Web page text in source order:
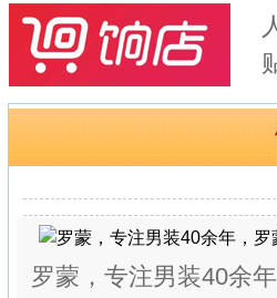
罗蒙，专注男装40余